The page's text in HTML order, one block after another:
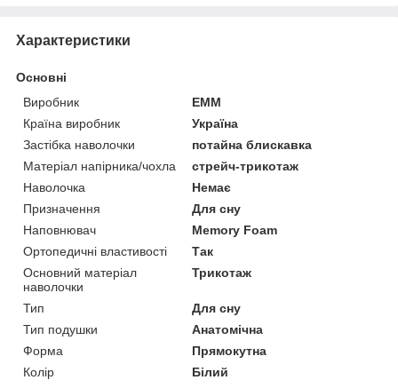
Характеристики
Основні
Виробник
ЕММ
Країна виробник
Україна
Застібка наволочки
потайна блискавка
Матеріал напірника/чохла
стрейч-трикотаж
Наволочка
Немає
Призначення
Для сну
Наповнювач
Memory Foam
Ортопедичні властивості
Так
Основний матеріал
наволочки
Трикотаж
Тип
Для сну
Тип подушки
Анатомічна
Форма
Прямокутна
Колір
Білий